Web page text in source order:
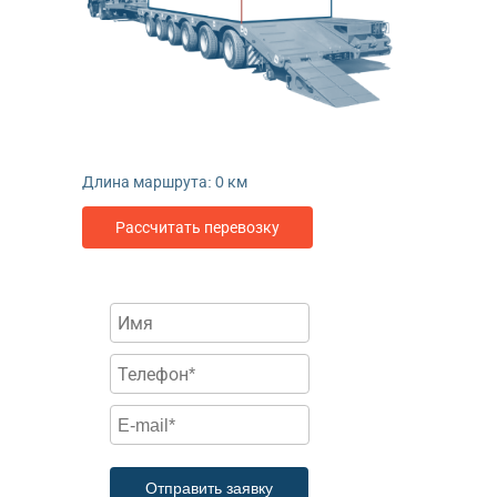
Длина маршрута: 0 км
Рассчитать перевозку